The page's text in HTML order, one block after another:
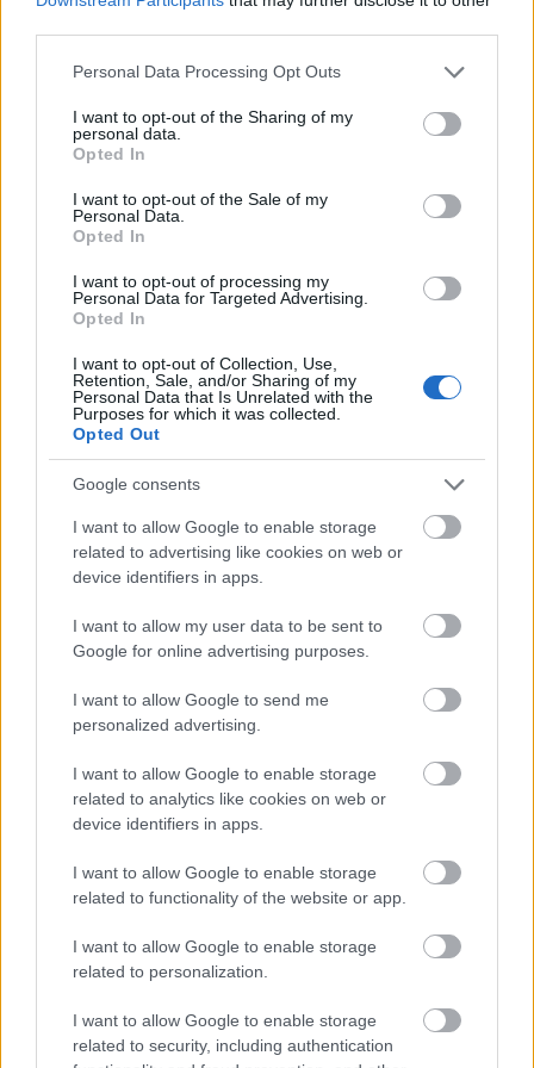
Please note that this website/app uses one or more Google
not limited to your visit or usage behaviour. You may click to
grant or deny consent to Google and its third-party tags to
use your data for below specified purposes in below Google
consent section.
Personal Data Processing Opt Outs
I want to opt-out of the Sharing of my
personal data.
Opted In
I want to opt-out of the Sale of my
Personal Data.
Opted In
I want to opt-out of processing my
Personal Data for Targeted Advertising.
Opted In
I want to opt-out of Collection, Use,
Retention, Sale, and/or Sharing of my
Personal Data that Is Unrelated with the
Purposes for which it was collected.
Opted Out
Google consents
I want to allow Google to enable storage
related to advertising like cookies on web or
device identifiers in apps.
I want to allow my user data to be sent to
Google for online advertising purposes.
I want to allow Google to send me
personalized advertising.
I want to allow Google to enable storage
related to analytics like cookies on web or
device identifiers in apps.
I want to allow Google to enable storage
related to functionality of the website or app.
I want to allow Google to enable storage
related to personalization.
I want to allow Google to enable storage
related to security, including authentication
szükséges mennyiséget. A sült sütőtököt
összekeverjük a mascarponéval, mézzel, feltört
tojással, napraforgóolajjal, a tokaji aszúval, majd
szeletelt aszalt mangót, ananászt, cukrozott
narancshéjat. Az egyveleget elkeverjük, majd jöhet a
csoda folytán nem meleg - előmelegítjük 180
Celsius-fokra (alul-felül melegítő üzemmód). A
masszát egy 25 centiméter átmérőjű piteformába
öntjük. A pitét körülbelül 1 órán át sütjük. Úgy
háromnegyed óra táján már gyakrabban érdemes
befelé pillantgatni, nehogy odakozmáljon a
remekmű. Ha túlságosan pirulna lefedjük és úgy
sütjük tovább. Tűpróbával ellenőrizzük, hogy
egyenletesen átsült-e. A pitét fogyasztás előtt
hagyjuk kihűlni.
A krémhez homogén masszát keverünk a
mascarponéból, a (nem felvert) habtejszínből és a
porcukorból. A pisztáciát zsiradék hozzáadása
nélkül serpenyőben megpirítjuk. A kihűlt pisztáciát
narancshéjat, mangót vékony darabokra és
szeletekre szeljük. Egy-egy púpozott teáskanál
és a magvat.
halmozunk, tetejét a félrerakott gyümölcs- és
pisztáciaszórattal díszítjük úgy, hogy minden